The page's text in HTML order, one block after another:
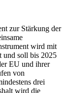
zur Stärkung der
wird mit
und soll bis 2025
EU und ihrer
von
drei
wird die